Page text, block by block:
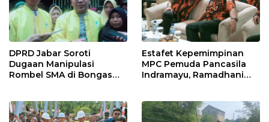
DPRD Jabar Soroti
Dugaan Manipulasi
Rombel SMA di Bongas
Estafet Kepemimpinan
MPC Pemuda Pancasila
Indramayu, Ramadhani
Muscablub